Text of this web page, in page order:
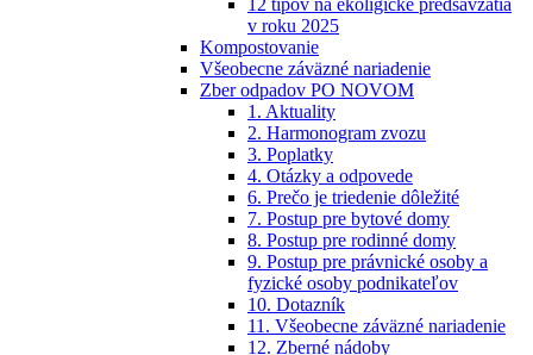
12 tipov na ekoligické predsavzatia
v roku 2025
Kompostovanie
Všeobecne záväzné nariadenie
Zber odpadov PO NOVOM
1. Aktuality
2. Harmonogram zvozu
3. Poplatky
4. Otázky a odpovede
6. Prečo je triedenie dôležité
7. Postup pre bytové domy
8. Postup pre rodinné domy
9. Postup pre právnické osoby a
fyzické osoby podnikateľov
10. Dotazník
11. Všeobecne záväzné nariadenie
12. Zberné nádoby